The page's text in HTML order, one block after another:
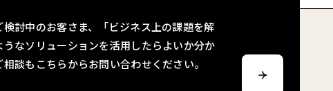
討中のお客さま、「ビジネス上の課題を解
なソリューションを活用したらよいか分か
談もこちらからお問い合わせください。